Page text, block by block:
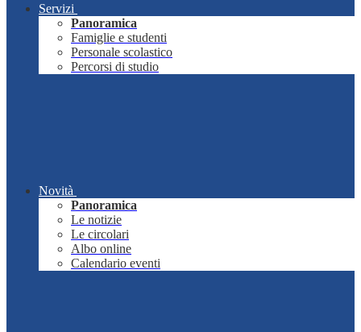
Servizi
Panoramica
Famiglie e studenti
Personale scolastico
Percorsi di studio
Novità
Panoramica
Le notizie
Le circolari
Albo online
Calendario eventi